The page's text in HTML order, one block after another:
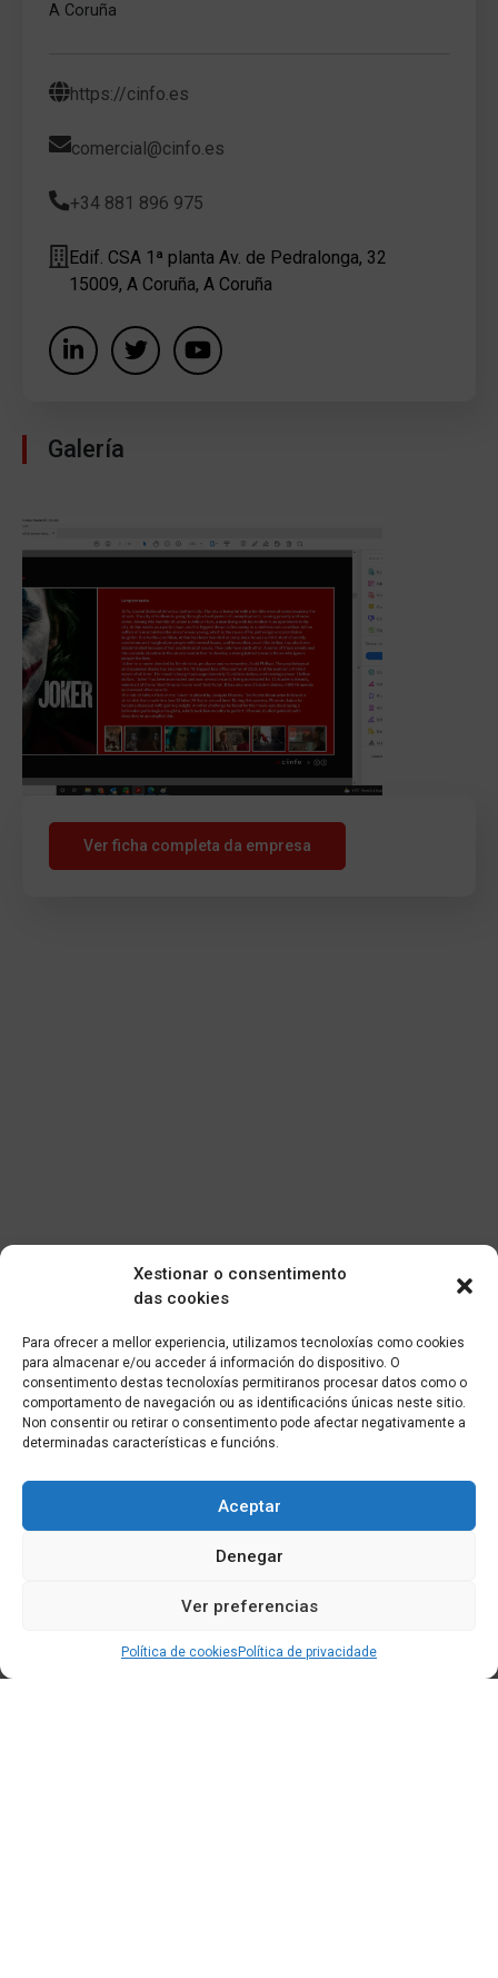
Xestionar o consentimento
das cookies
Para ofrecer a mellor experiencia, utilizamos tecnoloxías como cookies
para almacenar e/ou acceder á información do dispositivo. O
consentimento destas tecnoloxías permitiranos procesar datos como o
comportamento de navegación ou as identificacións únicas neste sitio.
Non consentir ou retirar o consentimento pode afectar negativamente a
determinadas características e funcións.
Aceptar
Denegar
Ver preferencias
Política de cookies Política de privacidade
A Coruña
https://cinfo.es
comercial@cinfo.es
+34 881 896 975
Edif. CSA 1ª planta Av. de Pedralonga, 32
15009, A Coruña, A Coruña
Galería
Ver ficha completa da empresa